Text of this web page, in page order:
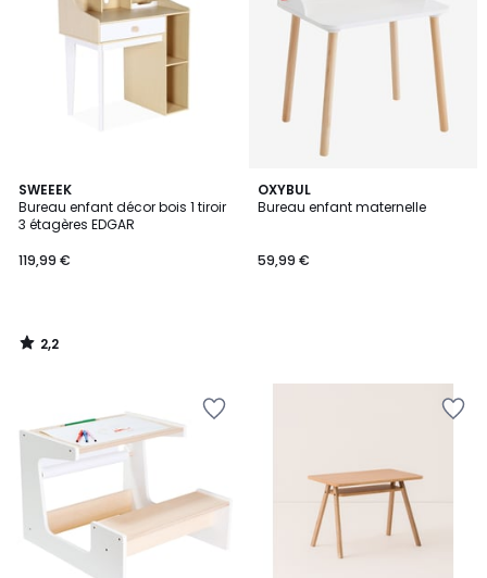
SWEEEK
Bureau enfant décor bois 1 tiroir
3 étagères EDGAR
119,99 €
2,2
/ 5
2,2
/
OXYBUL
Bureau enfant maternelle
59,99 €